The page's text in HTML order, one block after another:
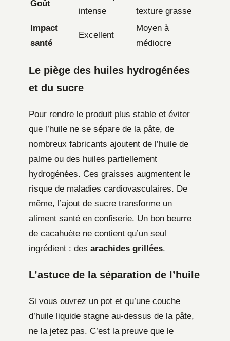
Goût
intense
texture grasse
Impact
santé
Excellent
Moyen à
médiocre
Le piège des huiles hydrogénées
et du sucre
Pour rendre le produit plus stable et éviter
que l’huile ne se sépare de la pâte, de
nombreux fabricants ajoutent de l’huile de
palme ou des huiles partiellement
hydrogénées. Ces graisses augmentent le
risque de maladies cardiovasculaires. De
même, l’ajout de sucre transforme un
aliment santé en confiserie. Un bon beurre
de cacahuète ne contient qu’un seul
ingrédient : des arachides grillées.
L’astuce de la séparation de l’huile
Si vous ouvrez un pot et qu’une couche
d’huile liquide stagne au-dessus de la pâte,
ne la jetez pas. C’est la preuve que le